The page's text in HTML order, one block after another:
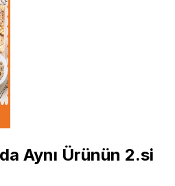
Aynı Ürünün 2.si